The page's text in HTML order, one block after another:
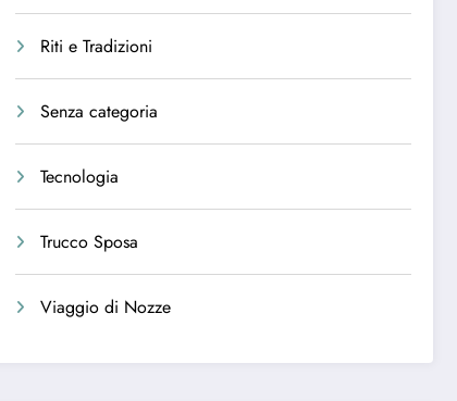
Riti e Tradizioni
Senza categoria
Tecnologia
Trucco Sposa
Viaggio di Nozze